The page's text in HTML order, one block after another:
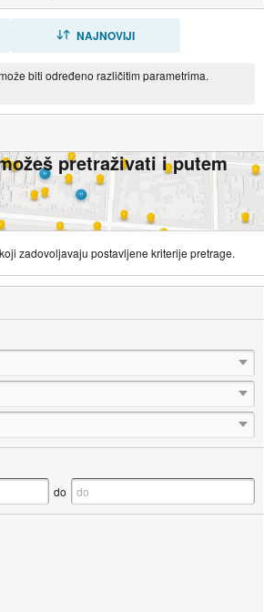
NAJNOVIJI
biti određeno različitim parametrima.
pretraživati i putem
zadovoljavaju postavljene kriterije pretrage.
do